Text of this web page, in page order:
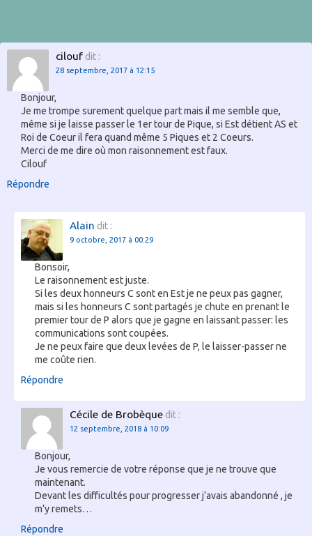
cilouf dit :
28 septembre, 2017 à 12:15
Bonjour,
Je me trompe surement quelque part mais il me semble que,
même si je laisse passer le 1er tour de Pique, si Est détient AS et
Roi de Coeur il fera quand même 5 Piques et 2 Coeurs.
Merci de me dire où mon raisonnement est faux.
Cilouf
Répondre
Alain dit :
9 octobre, 2017 à 00:29
Bonsoir,
Le raisonnement est juste.
Si les deux honneurs C sont en Est je ne peux pas gagner,
mais si les honneurs C sont partagés je chute en prenant le
premier tour de P alors que je gagne en laissant passer: les
communications sont coupées.
Je ne peux faire que deux levées de P, le laisser-passer ne
me coûte rien.
Répondre
Cécile de Brobèque dit :
12 septembre, 2018 à 10:09
Bonjour,
Je vous remercie de votre réponse que je ne trouve que
maintenant.
Devant les difficultés pour progresser j’avais abandonné , je
m’y remets…
Répondre